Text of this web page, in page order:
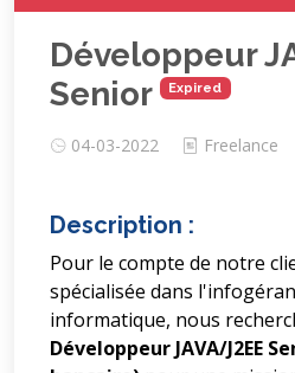
Développeur
Senior
Expired
04-03-2022 Freelance
Description :
Pour le compte de notre
spécialisée dans
informatique, nous
Développeur JAVA/J2EE